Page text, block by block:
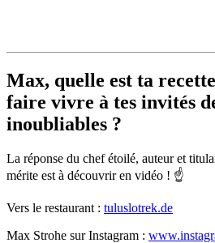
Max, quelle est ta
faire vivre à tes invités
inoubliables ?
La réponse du chef étoilé, auteur et
mérite est à découvrir en vidéo ! ☝️
Vers le restaurant : tuluslotrek.de
Max Strohe sur Instagram :